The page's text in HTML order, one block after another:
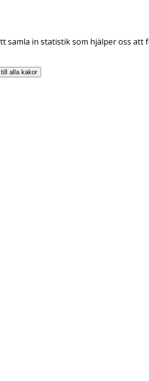
in statistik som hjälper oss att
alla kakor